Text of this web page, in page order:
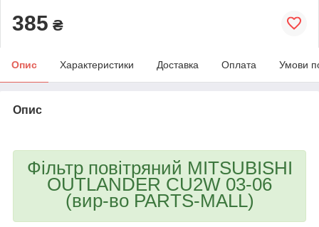
385 ₴
Опис Характеристики Доставка Оплата Умови
Опис
Фільтр повітряний MITSUBISHI
OUTLANDER CU2W 03-06
(вир-во PARTS-MALL)